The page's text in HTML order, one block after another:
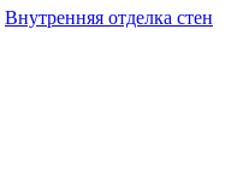
Внутренняя отделка стен